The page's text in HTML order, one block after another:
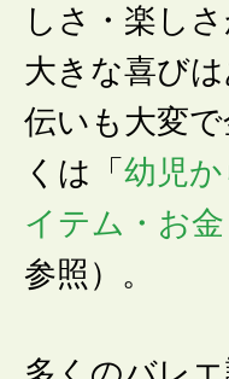
しさ・楽し
大きな喜び
伝いも大変
くは「 幼児
イテム・お
参照）。